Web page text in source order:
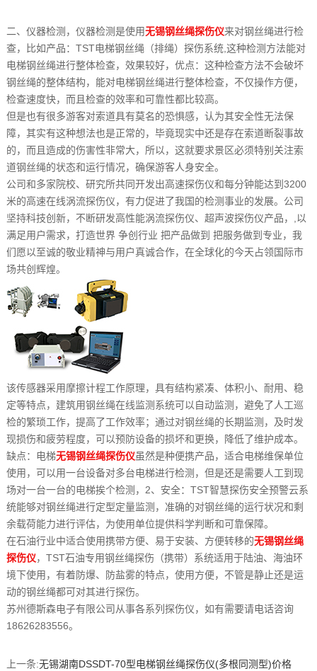
二、仪器检测，仪器检测是使用无锡钢丝绳探伤仪来对钢丝绳进行检
查，比如产品：TST电梯钢丝绳（排绳）探伤系统,这种检测方法能对
电梯钢丝绳进行整体检查，效果较好，优点：这种检查方法不会破坏
钢丝绳的整体结构，能对电梯钢丝绳进行整体检查，不仅操作方便，
检查速度快，而且检查的效率和可靠性都比较高。
但是也有很多游客对索道具有莫名的恐惧感，认为其安全性无法保
障，其实有这种想法也是正常的，毕竟现实中还是存在索道断裂事故
的，而且造成的伤害性非常大，所以，这就要求景区必须特别关注索
道钢丝绳的状态和运行情况，确保游客人身安全。
公司和多家院校、研究所共同开发出高速探伤仪和每分钟能达到3200
米的高速在线涡流探伤仪，有力促进了我国的检测事业的发展。公司
坚持科技创新，不断研发高性能涡流探伤仪、超声波探伤仪产品，,以
满足用户需求，打造世界 争创行业 把产品做到 把服务做到专业，我
们愿以至诚的敬业精神与用户真诚合作，在全球化的今天占领国际市
场共创辉煌。
该传感器采用摩擦计程工作原理，具有结构紧凑、体积小、耐用、稳
定等特点，建筑用钢丝绳在线监测系统可以自动监测，避免了人工巡
检的繁琐工作，提高了工作效率；通过对钢丝绳的长期监测，及时发
现损伤和疲劳程度，可以预防设备的损坏和更换，降低了维护成本。
缺点：电梯无锡钢丝绳探伤仪虽然是种便携产品，适合电梯维保单位
使用，可以用一台设备对多台电梯进行检测，但是还是需要人工到现
场对一台一台的电梯挨个检测，2、安全：TST智慧探伤安全预警云系
统能够对钢丝绳进行定型定量监测，准确的对钢丝绳的运行状况和剩
余载荷能力进行评估，为使用单位提供科学判断和可靠保障。
在石油行业中适合使用携带方便、易于安装、方便转移的无锡钢丝绳
探伤仪，TST石油专用钢丝绳探伤（携带）系统适用于陆油、海油环
境下使用，有着防爆、防盐雾的特点，使用方便，不管是静止还是运
动的钢丝绳都可对其进行探伤。
苏州德斯森电子有限公司从事各系列探伤仪，如有需要请电话咨询
18626283556。
上一条:无锡湖南DSSDT-70型电梯钢丝绳探伤仪(多根同测型)价格